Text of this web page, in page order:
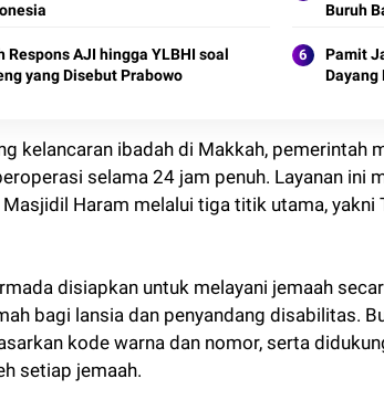
Buruh
Respons AJI hingga YLBHI soal
yang Disebut Prabowo
Pamit
Dayang
kelancaran ibadah di Makkah, pemerintah
selama 24 jam penuh. Layanan ini
Haram melalui tiga titik utama, yakni
disiapkan untuk melayani jemaah
bagi lansia dan penyandang disabilitas.
kode warna dan nomor, serta
setiap jemaah.